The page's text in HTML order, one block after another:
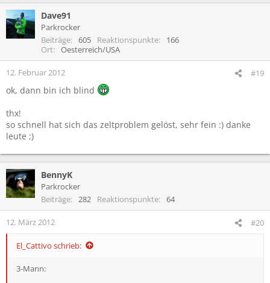
k
t
i
n
e
:
Dave91
Parkrocker
Beiträge
605 Reaktionspunkte
166
Ort
Oesterreich/USA
12. Februar 2012 #19
ok, dann bin ich blind
thx!
so schnell hat sich das zeltproblem gelöst, sehr fein :) danke
leute ;)
BennyK
Parkrocker
Beiträge
282 Reaktionspunkte 64
12. März 2012 #20
El_Cattivo schrieb:
3-Mann: